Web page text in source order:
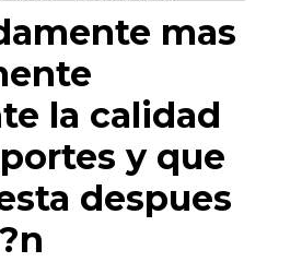
mas
la calidad
y que
despues